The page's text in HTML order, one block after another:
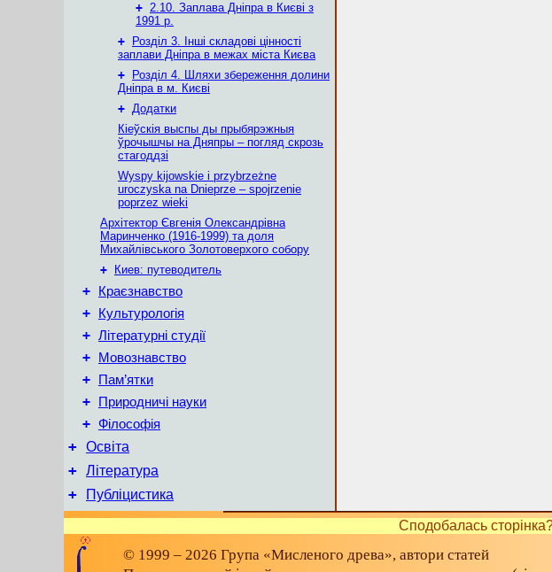
+ 2.10. Заплава Дніпра в Києві з
1991 р.
+
Розділ 3. Інші складові цінності
заплави Дніпра в межах міста Києва
+
Розділ 4. Шляхи збереження долини
Дніпра в м. Києві
+ Додатки
Кіеўскія выспы ды прыбярэжныя
ўрочышчы на Дняпры – погляд скрозь
стагоддзі
Wyspy kijowskie i przybrzeżne
uroczyska na Dnieprze – spojrzenie
poprzez wieki
Архітектор Євгенія Олександрівна
Маринченко (1916-1999) та доля
Михайлівського Золотоверхого собору
+
Киев: путеводитель
+ Краєзнавство
+ Культурологія
+ Літературні студії
+ Мовознавство
+ Пам’ятки
+ Природничі науки
+ Філософія
+ Освіта
+ Література
+ Публіцистика
Сподобалась
© 1999 – 2026 Група «Мисленого древа», автори статей